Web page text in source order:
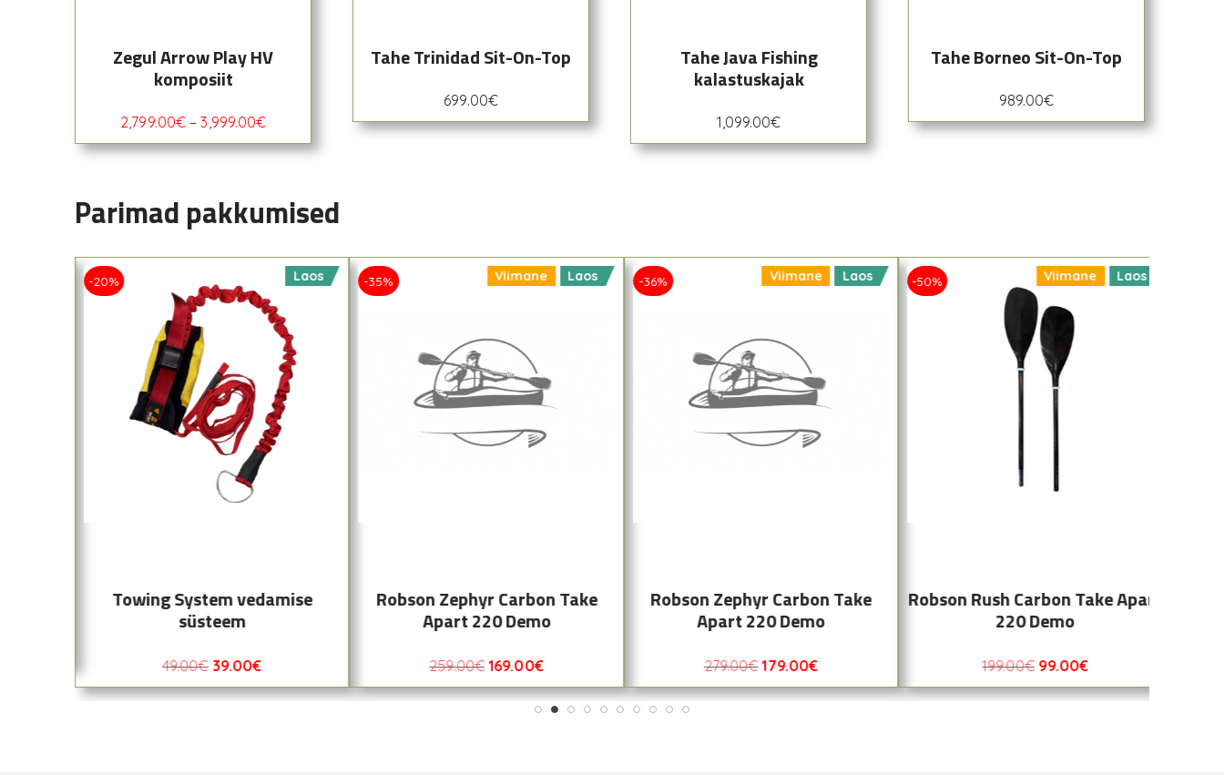
Zegul Arrow Play HV
komposiit
2,799.00€ – 3,999.00€
Tahe Trinidad Sit-On-Top
699.00€
Tahe Java Fishing
kalastuskajak
1,099.00€
Tahe Borneo Sit-On-Top
989.00€
Parimad pakkumised
-20% Laos
Towing System vedamise
süsteem
49.00€ 39.00€
-35% Viimane Laos
Robson Zephyr Carbon Take
Apart 220 Demo
259.00€ 169.00€
-36% Viimane Laos
Robson Zephyr Carbon Take
Apart 220 Demo
279.00€ 179.00€
-50% Viimane Laos
Robson Rush Carbon Take Apart
220 Demo
199.00€ 99.00€